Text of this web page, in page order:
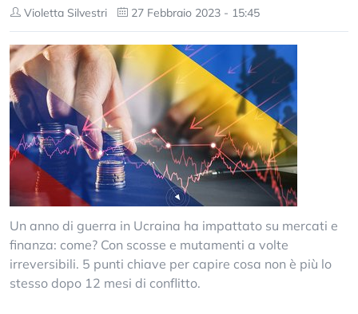
Violetta Silvestri 27 Febbraio 2023 - 15:45
Un anno di guerra in Ucraina ha impattato su mercati e
finanza: come? Con scosse e mutamenti a volte
irreversibili. 5 punti chiave per capire cosa non è più lo
stesso dopo 12 mesi di conflitto.